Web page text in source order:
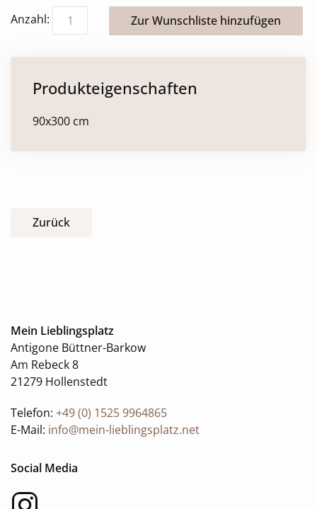
Anzahl:
Produkteigenschaften
90x300 cm
Zurück
Mein Lieblingsplatz
Antigone Büttner-Barkow
Am Rebeck 8
21279 Hollenstedt
Telefon: +49 (0) 1525 9964865
E-Mail: info@mein-lieblingsplatz.net
Social Media